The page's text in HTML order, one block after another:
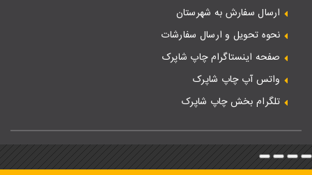
ارسال سفارش به شهرستان
نحوه تحویل و ارسال سفارشات
صفحه اینستاگرام چاپ شاپرک
واتس آپ چاپ شاپرک
تلگرام بخش چاپ شاپرک